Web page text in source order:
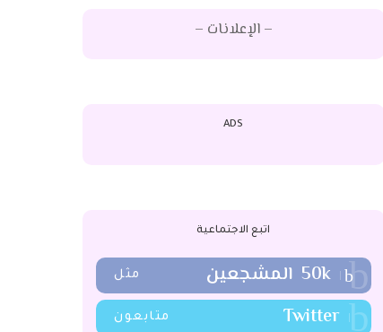
– الإعلانات –
ADS
اتبع الاجتماعية
50k المشجعين مثل
Twitter متابعون